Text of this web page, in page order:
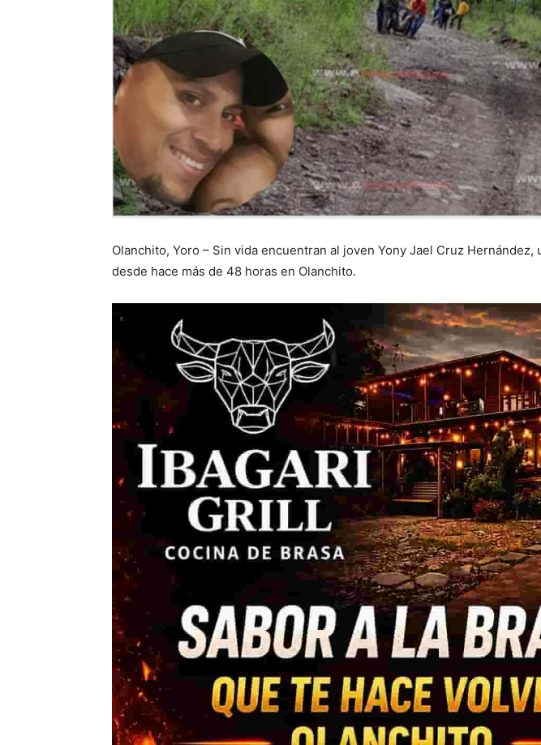
Olanchito, Yoro – Sin vida encuentran al joven Yony Jael Cruz Hernández,
desde hace más de 48 horas en Olanchito.